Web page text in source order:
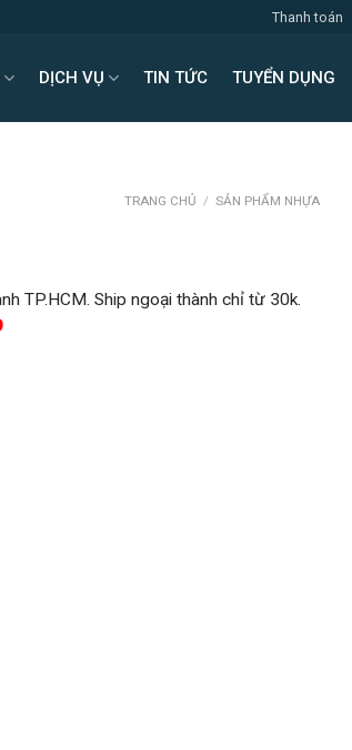
Thanh toán
DỊCH VỤ TIN TỨC TUYỂN DỤNG
TRANG CHỦ / SẢN PHẨM NHỰA
TP.HCM. Ship ngoại thành chỉ từ 30k.